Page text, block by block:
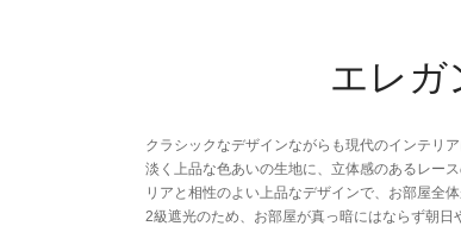
エレガ
クラシックなデザインながらも現代のインテリ
淡く上品な色あいの生地に、立体感のあるレー
リアと相性のよい上品なデザインで、お部屋全
2級遮光のため、お部屋が真っ暗にはならず朝日